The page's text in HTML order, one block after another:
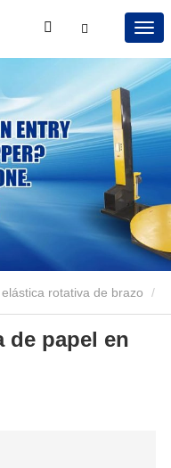
rotativa de brazo
aplicador de esquina de
envoltura de brazo
de papel en